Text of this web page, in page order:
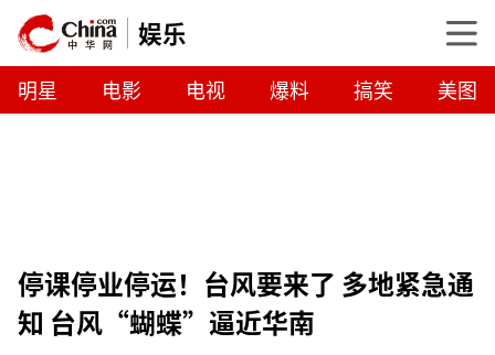
娱乐
明星 电影 电视 爆料 搞笑 美图
停课停业停运！台风要来了 多地紧急通
知 台风“蝴蝶”逼近华南